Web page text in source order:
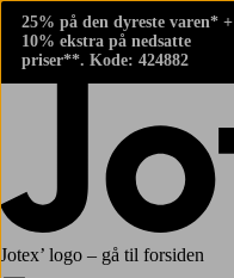
25% på den dyreste varen* +
10% ekstra på nedsatte
priser**. Kode: 424882
Jotex’ logo – gå til forsiden